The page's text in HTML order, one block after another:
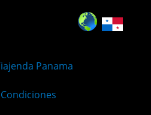
Panama